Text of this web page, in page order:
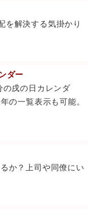
を解決する気掛かり
ダー
の戌の日カレンダ
の一覧表示も可能。
か？上司や同僚にい